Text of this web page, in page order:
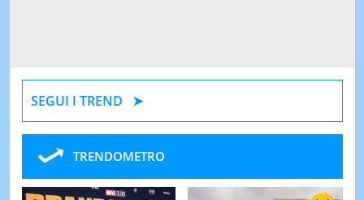
SEGUI I TREND
TRENDOMETRO